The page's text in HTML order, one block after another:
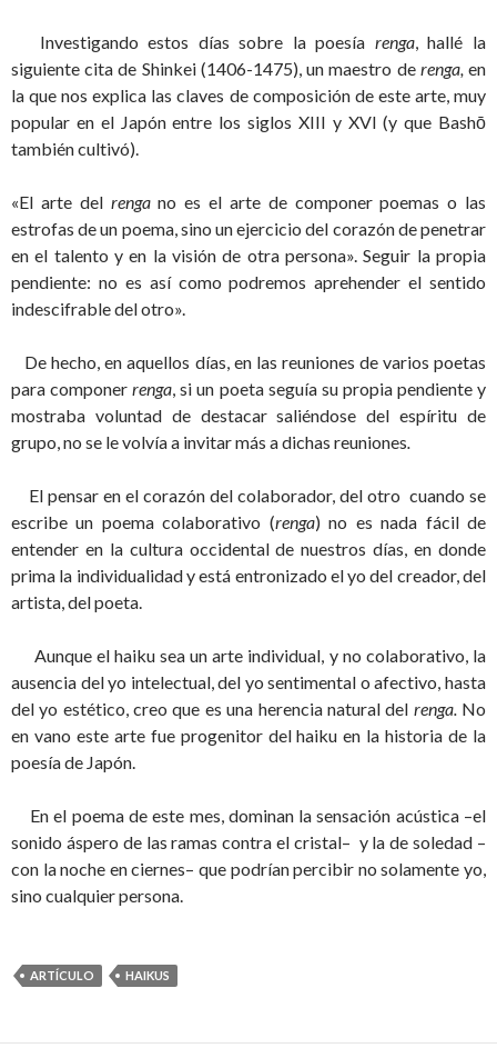
Investigando estos días sobre la poesía renga, hallé la
siguiente cita de Shinkei (1406-1475), un maestro de renga, en
la que nos explica las claves de composición de este arte, muy
popular en el Japón entre los siglos XIII y XVI (y que Bashō
también cultivó).
«El arte del rengano es el arte de componer poemas o las
estrofas de un poema, sino un ejercicio del corazón de penetrar
en el talento y en la visión de otra persona». Seguir la propia
pendiente: no es así como podremos aprehender el sentido
indescifrable del otro».
De hecho, en aquellos días, en las reuniones de varios poetas
para componerrenga, si un poeta seguía su propia pendiente y
mostraba voluntad de destacar saliéndose del espíritu de
grupo, no se le volvía a invitar más a dichas reuniones.
El pensar en el corazón del colaborador, del otro cuando se
escribe un poema colaborativo (renga) no es nada fácil de
entender en la cultura occidental de nuestros días, en donde
prima la individualidad y está entronizado el yo del creador, del
artista, del poeta.
Aunque el haiku sea un arte individual, y no colaborativo, la
ausencia del yo intelectual, del yo sentimental o afectivo, hasta
del yo estético, creo que es una herencia natural del renga.No
en vano este arte fue progenitor del haiku en la historia de la
poesía de Japón.
En el poema de este mes, dominan la sensación acústica –el
sonido áspero de las ramas contra el cristal– y la de soledad –
con la noche en ciernes– que podrían percibir no solamente yo,
sino cualquier persona.
ARTÍCULO HAIKUS